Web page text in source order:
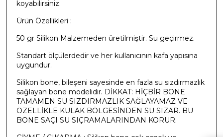
koyabilirsiniz.
Ürün Özellikleri :
50 gr Silikon Malzemeden üretilmiştir. Su geçirmez.
Standart ölçülerdedir ve her kullanıcının kafa yapısına
uygundur.
Silikon bone, bileşeni sayesinde en fazla su sızdırmazlık
sağlayan bone modelidir. DİKKAT: HİÇBİR BONE
TAMAMEN SU SIZDIRMAZLIK SAĞLAYAMAZ VE
ÖZELLİKLE KULAK BÖLGESİNDEN SU SIZAR. BU
BONE SAÇI SU SIÇRAMALARINDAN KORUR.